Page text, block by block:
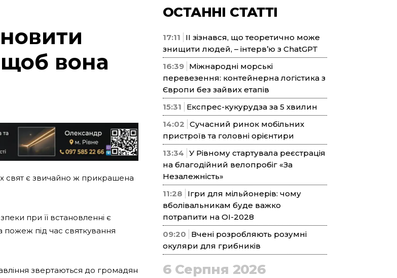
щоб вона
свят є звичайно ж прикрашена
при її встановленні є
під час святкування
звертаються до громадян
ОСТАННІ СТАТТІ
17:11
ІІ зізнався, що теоретично може
знищити людей, – інтерв’ю з ChatGPT
16:39 Міжнародні морські
перевезення: контейнерна логістика з
Європи без зайвих етапів
15:31
Експрес-кукурудза за 5 хвилин
14:02 Сучасний ринок мобільних
пристроїв та головні орієнтири
13:34 У Рівному стартувала реєстрація
на благодійний велопробіг «За
Незалежність»
11:28
Ігри для мільйонерів: чому
вболівальникам буде важко
потрапити на ОІ-2028
09:20
Вчені розробляють розумні
окуляри для грибників
6 Серпня 2026